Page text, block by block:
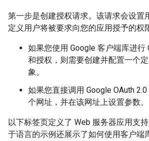
第一步是创建授权请求。该请求会设置
定义用户将被要求向您的应用授予的权
如果您使用 Google 客户端库进行
和授权，则需要创建并配置一个
象。
如果您直接调用 Google OAuth
个网址，并在该网址上设置参数。
以下标签页定义了 Web 服务器应用支
于语言的示例还展示了如何使用客户端